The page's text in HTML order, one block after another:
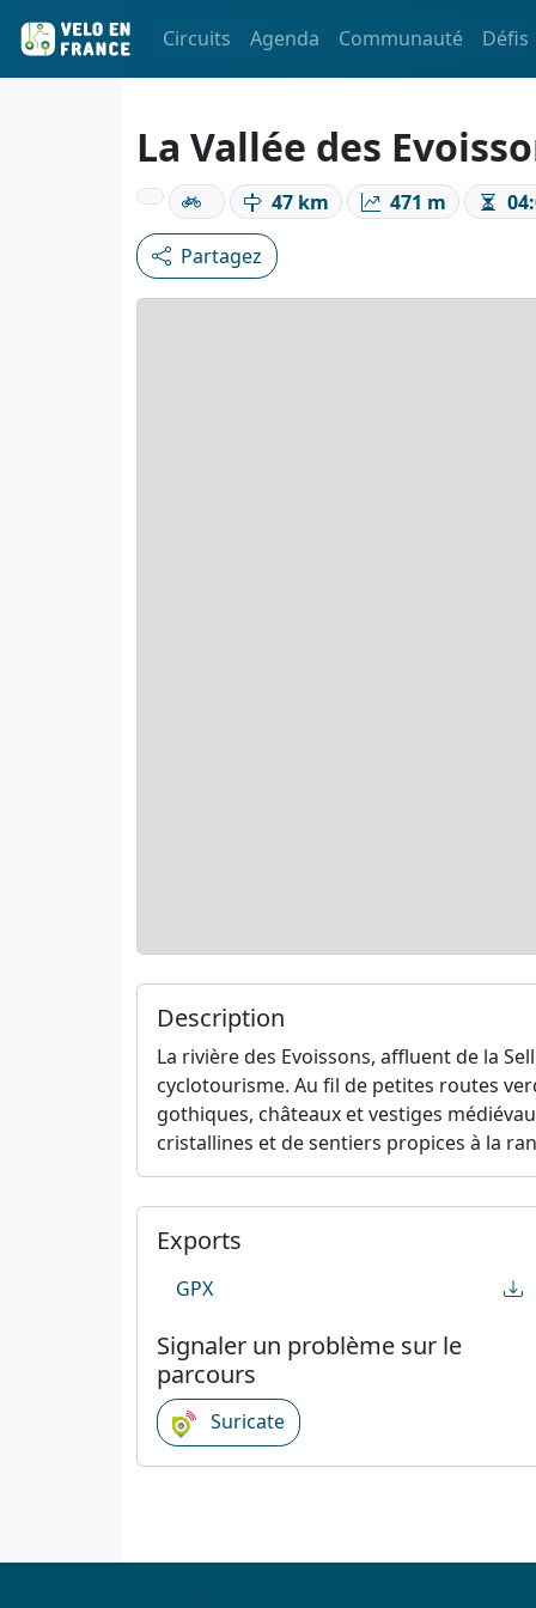
Circuits Agenda Communauté Défis
La Vallée des
47 km 471 m
Partagez
Description
La rivière des Evoissons, affluent de la
cyclotourisme. Au fil de petites routes
gothiques, châteaux et vestiges
cristallines et de sentiers propices à la
Exports
GPX
Signaler un problème sur le
parcours
Suricate